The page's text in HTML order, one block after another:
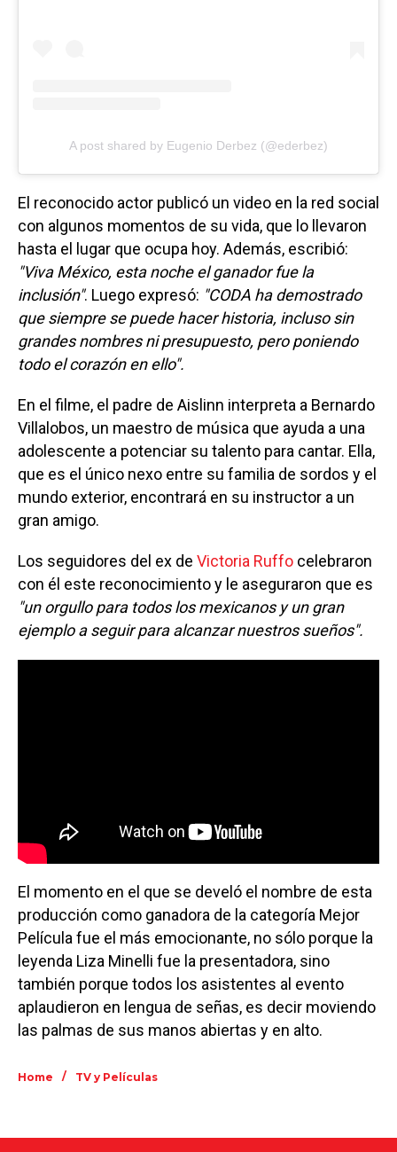
A post shared by Eugenio Derbez (@ederbez)
El reconocido actor publicó un video en la red social
con algunos momentos de su vida, que lo llevaron
hasta el lugar que ocupa hoy. Además, escribió:
"Viva México, esta noche el ganador fue la
inclusión". Luego expresó: "CODA ha demostrado
que siempre se puede hacer historia, incluso sin
grandes nombres ni presupuesto, pero poniendo
todo el corazón en ello".
En el filme, el padre de Aislinn interpreta a Bernardo
Villalobos, un maestro de música que ayuda a una
adolescente a potenciar su talento para cantar. Ella,
que es el único nexo entre su familia de sordos y el
mundo exterior, encontrará en su instructor a un
gran amigo.
Los seguidores del ex de Victoria Ruffo celebraron
con él este reconocimiento y le aseguraron que es
"un orgullo para todos los mexicanos y un gran
ejemplo a seguir para alcanzar nuestros sueños".
El momento en el que se develó el nombre de esta
producción como ganadora de la categoría Mejor
Película fue el más emocionante, no sólo porque la
leyenda Liza Minelli fue la presentadora, sino
también porque todos los asistentes al evento
aplaudieron en lengua de señas, es decir moviendo
las palmas de sus manos abiertas y en alto.
Home / TV y Películas